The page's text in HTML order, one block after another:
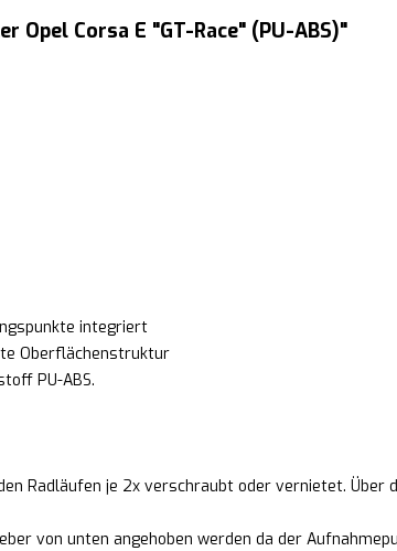
Corsa E "GT-Race" (PU-ABS)"
integriert
Oberflächenstruktur
PU-ABS.
Radläufen je 2x verschraubt oder vernietet. Über
von unten angehoben werden da der